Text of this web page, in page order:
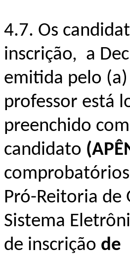
4.7. Os
inscrição, a
emitida pelo
professor está
preenchido
candidato
Pró-Reitoria de
Sistema
de inscrição de